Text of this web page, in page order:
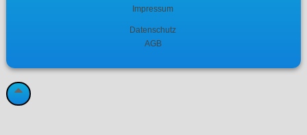
Impressum
Datenschutz
AGB